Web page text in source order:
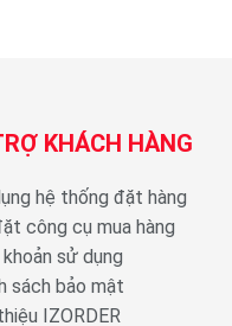
KHÁCH HÀNG
hệ thống đặt hàng
công cụ mua hàng
sử dụng
sách bảo mật
IZORDER